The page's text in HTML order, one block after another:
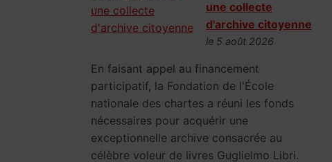
une collecte
d'archive citoyenne
le 5 août 2026
En faisant appel au financement
participatif, la Fondation de l'École
nationale des chartes a réuni les fonds
nécessaires pour acquérir une
exceptionnelle archive consacrée au
célèbre voleur de livres Guglielmo Libri.